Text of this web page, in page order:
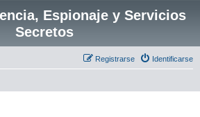
Espionaje y Servicios
Secretos
Identificarse
Registrarse